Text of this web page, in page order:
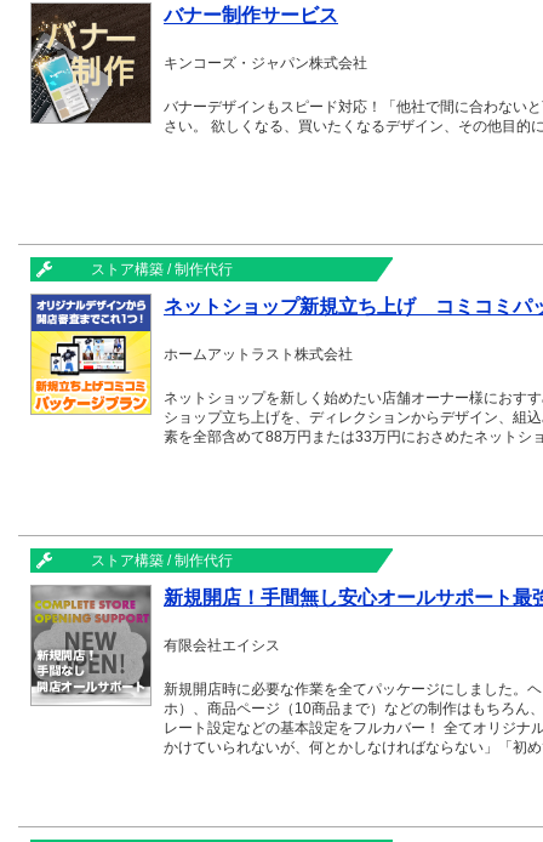
バナー制作サービス
キンコーズ・ジャパン株式会社
バナーデザインもスピード対応！「他社で間に合わない
さい。 欲しくなる、買いたくなるデザイン、その他目的
ストア構築 / 制作代行
ネットショップ新規立ち上げ コミコミパ
ホームアットラスト株式会社
ネットショップを新しく始めたい店舗オーナー様におす
ショップ立ち上げを、ディレクションからデザイン、組
素を全部含めて88万円または33万円におさめたネットシ
ストア構築 / 制作代行
新規開店！手間無し安心オールサポート最
有限会社エイシス
新規開店時に必要な作業を全てパッケージにしました。
ホ）、商品ページ（10商品まで）などの制作はもちろん
レート設定などの基本設定をフルカバー！ 全てオリジナ
かけていられないが、何とかしなければならない」「初